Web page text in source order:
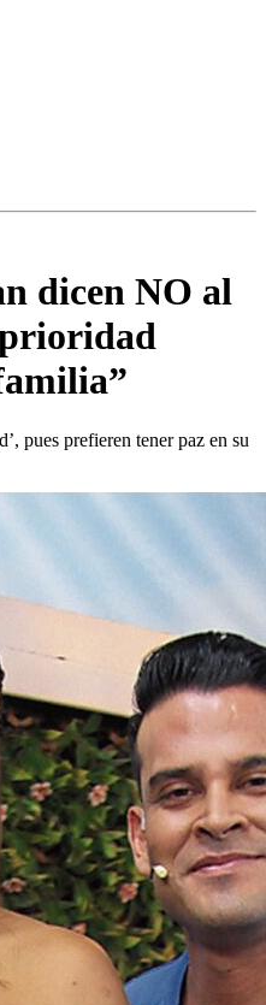
dicen NO al
pues prefieren tener paz en su